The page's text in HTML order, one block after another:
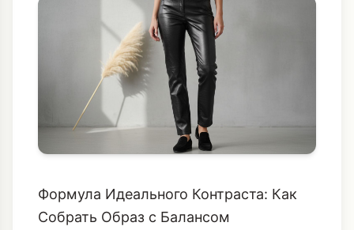
Формула Идеального Контраста: Как
Собрать Образ с Балансом